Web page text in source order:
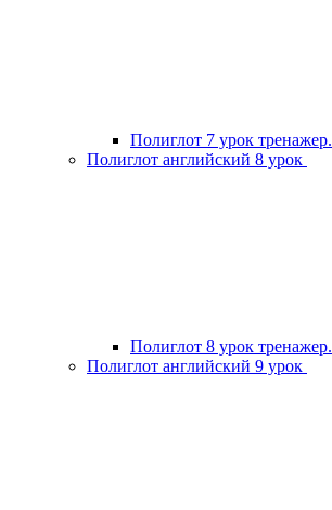
Полиглот 7 урок тренажер.
Полиглот английский 8 урок
Полиглот 8 урок тренажер.
Полиглот английский 9 урок